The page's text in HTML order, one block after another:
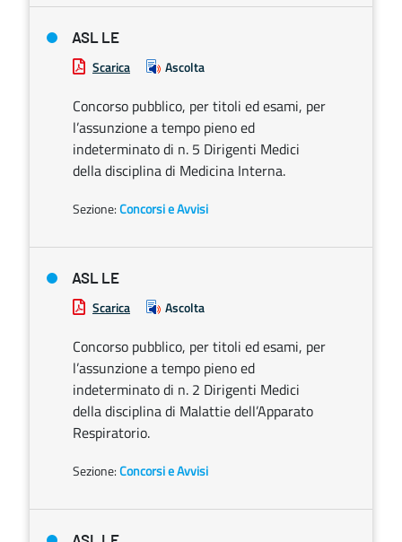
ASL LE
Scarica Ascolta
Concorso pubblico, per titoli ed esami, per
l’assunzione a tempo pieno ed
indeterminato di n. 5 Dirigenti Medici
della disciplina di Medicina Interna.
Sezione:Concorsi e Avvisi
ASL LE
Scarica Ascolta
Concorso pubblico, per titoli ed esami, per
l’assunzione a tempo pieno ed
indeterminato di n. 2 Dirigenti Medici
della disciplina di Malattie dell’Apparato
Respiratorio.
Sezione:Concorsi e Avvisi